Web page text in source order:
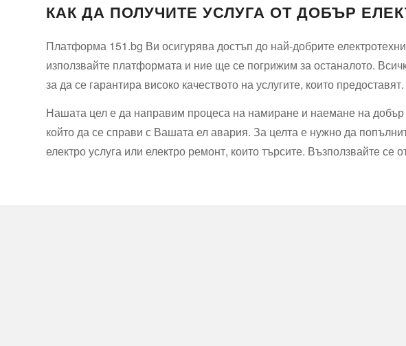
КАК ДА ПОЛУЧИТЕ УСЛУГА ОТ ДОБЪР
Платформа 151.bg Ви осигурява достъп до най-добрите
използвайте платформата и ние ще се погрижим за останалото.
за да се гарантира високо качеството на услугите, които предоставят.
Нашата цел е да направим процеса на намиране и наемане на
който да се справи с Вашата ел авария. За целта е нужно да
електро услуга или електро ремонт, които търсите. Възползвайте се